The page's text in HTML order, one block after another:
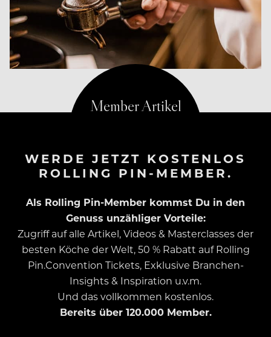
WERDE JETZT KOSTENLOS
ROLLING PIN-MEMBER.
Als Rolling Pin-Member kommst Du in den
Genuss unzähliger Vorteile:
Zugriff auf alle Artikel, Videos & Masterclasses der
besten Köche der Welt, 50 % Rabatt auf Rolling
Pin.Convention Tickets, Exklusive Branchen-
Insights & Inspiration u.v.m.
Und das vollkommen kostenlos.
Bereits über 120.000 Member.